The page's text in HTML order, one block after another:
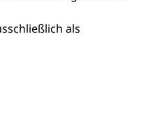
als